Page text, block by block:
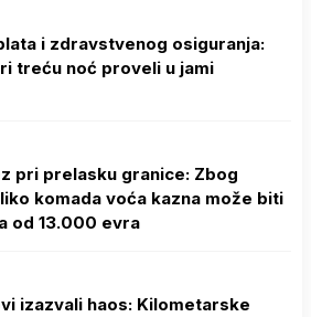
i zdravstvenog osiguranja:
treću noć proveli u jami
pri prelasku granice: Zbog
komada voća kazna može biti
od 13.000 evra
izazvali haos: Kilometarske